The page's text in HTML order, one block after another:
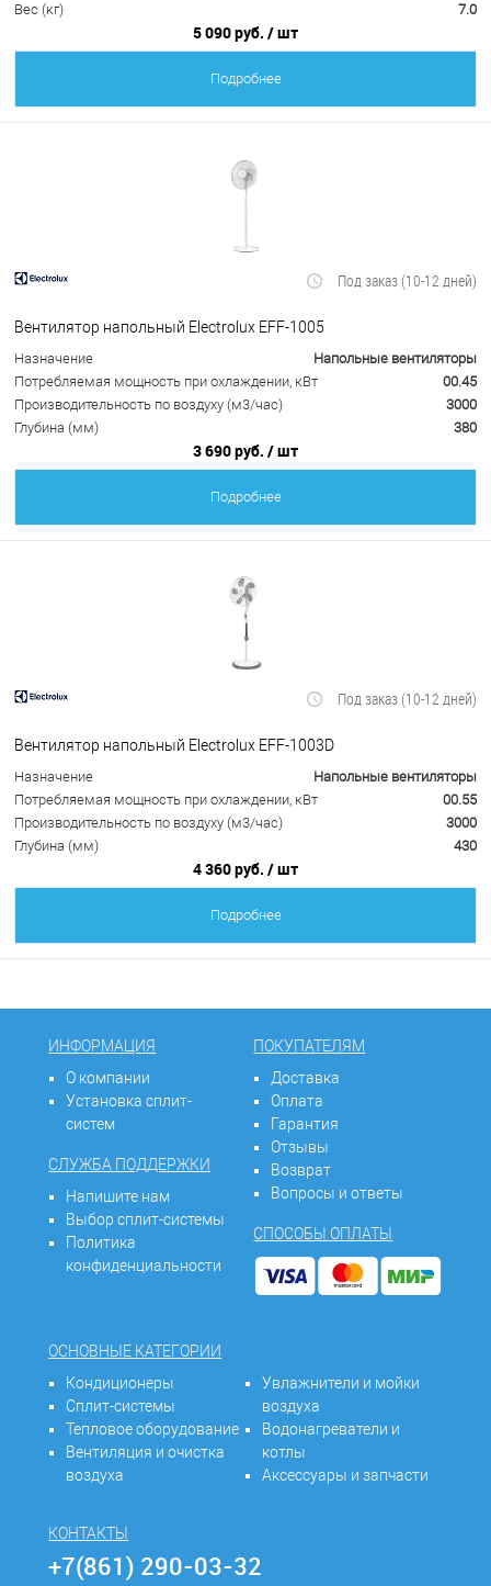
Вес (кг)
7.0
5 090 руб. / шт
Подробнее
Под заказ (10-12 дней)
Вентилятор напольный Electrolux EFF-1005
Назначение
Напольные вентиляторы
Потребляемая мощность при охлаждении, кВт
00.45
Производительность по воздуху (м3/час)
3000
Глубина (мм)
380
3 690 руб. / шт
Подробнее
Под заказ (10-12 дней)
Вентилятор напольный Electrolux EFF-1003D
Назначение
Напольные вентиляторы
Потребляемая мощность при охлаждении, кВт
00.55
Производительность по воздуху (м3/час)
3000
Глубина (мм)
430
4 360 руб. / шт
Подробнее
ИНФОРМАЦИЯ
О компании
Установка сплит-
систем
СЛУЖБА ПОДДЕРЖКИ
Напишите нам
Выбор сплит-системы
Политика
конфиденциальности
ПОКУПАТЕЛЯМ
Доставка
Оплата
Гарантия
Отзывы
Возврат
Вопросы и ответы
СПОСОБЫ ОПЛАТЫ
ОСНОВНЫЕ КАТЕГОРИИ
Кондиционеры
Сплит-системы
Тепловое оборудование
Вентиляция и очистка
воздуха
Увлажнители и мойки
воздуха
Водонагреватели и
котлы
Аксессуары и запчасти
КОНТАКТЫ
+7(861) 290-03-32